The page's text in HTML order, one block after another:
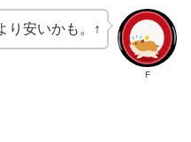
F
り安いかも。↑